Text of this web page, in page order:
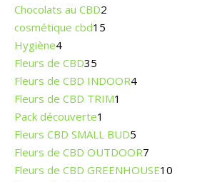
Chocolats au CBD2
cosmétique cbd15
Hygiène44 produits
Fleurs de CBD35
Fleurs de CBD INDOOR44 produits
Fleurs de CBD TRIM1
Pack découverte1
Fleurs CBD SMALL BUD5
Fleurs de CBD OUTDOOR7
Fleurs de CBD GREENHOUSE10